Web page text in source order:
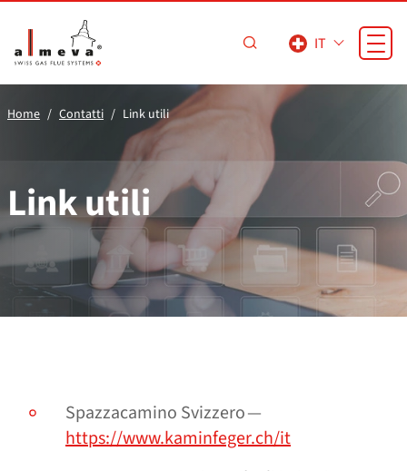
IT
Home Contatti Link utili
Link utili
Spazzacamino Svizzero —
https://www.kaminfeger.ch/it